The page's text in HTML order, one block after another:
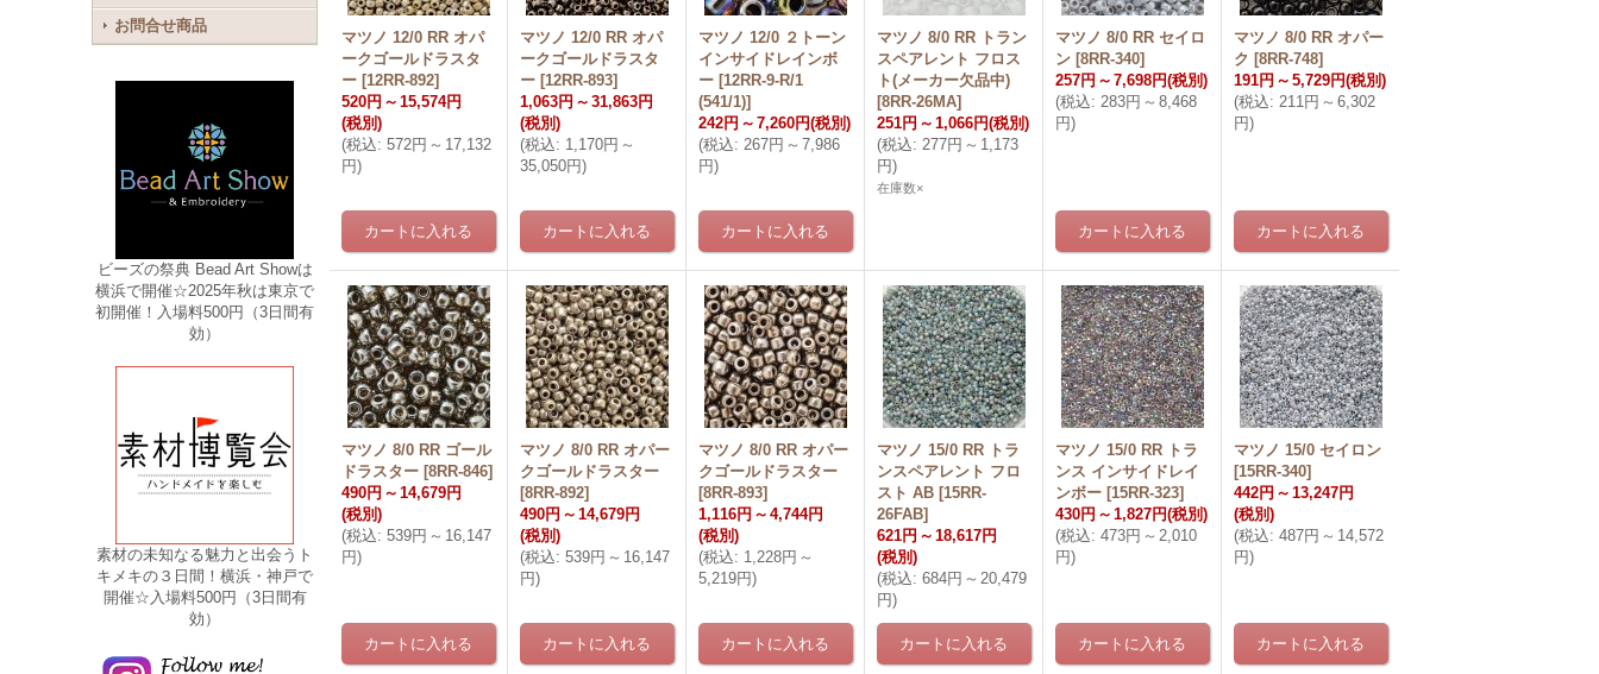
お問合せ商品
ビーズの祭典 Bead Art Showは
横浜で開催☆2025年秋は東京で
初開催！入場料500円（3日間有
効）
素材の未知なる魅力と出会うト
キメキの３日間！横浜・神戸で
開催☆入場料500円（3日間有
効）
マツノ 12/0 RR オパ
ークゴールドラスタ
ー [12RR-892]
520円 ～ 15,574円
(税別)
(税込: 572円 ～ 17,132
円)
マツノ 12/0 RR オパ
ークゴールドラスタ
ー [12RR-893]
1,063円 ～ 31,863円
(税別)
(税込: 1,170円 ～
35,050円)
マツノ 12/0 ２トーン
インサイドレインボ
ー [12RR-9-R/1
(541/1)]
242円 ～ 7,260円(税別)
(税込: 267円 ～ 7,986
円)
マツノ 8/0 RR トラン
スペアレント フロス
ト(メーカー欠品中)
[8RR-26MA]
251円 ～ 1,066円(税別)
(税込: 277円 ～ 1,173
円)
在庫数×
マツノ 8/0 RR セイロ
ン [8RR-340]
257円 ～ 7,698円(税別)
(税込: 283円 ～ 8,468
円)
マツノ 8/0 RR オパー
ク [8RR-748]
191円 ～ 5,729円(税別)
(税込: 211円 ～ 6,302
円)
マツノ 8/0 RR ゴール
ドラスター [8RR-846]
490円 ～ 14,679円
(税別)
(税込: 539円 ～ 16,147
円)
マツノ 8/0 RR オパー
クゴールドラスター
[8RR-892]
490円 ～ 14,679円
(税別)
(税込: 539円 ～ 16,147
円)
マツノ 8/0 RR オパー
クゴールドラスター
[8RR-893]
1,116円 ～ 4,744円
(税別)
(税込: 1,228円 ～
5,219円)
マツノ 15/0 RR トラ
ンスペアレント フロ
スト AB [15RR-
26FAB]
621円 ～ 18,617円
(税別)
(税込: 684円 ～ 20,479
円)
マツノ 15/0 RR トラ
ンス インサイドレイ
ンボー [15RR-323]
430円 ～ 1,827円(税別)
(税込: 473円 ～ 2,010
円)
マツノ 15/0 セイロン
[15RR-340]
442円 ～ 13,247円
(税別)
(税込: 487円 ～ 14,572
円)